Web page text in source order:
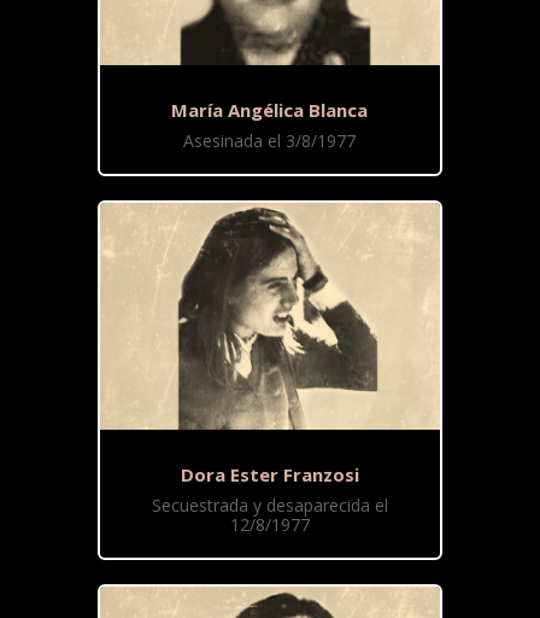
María Angélica Blanca
Asesinada el 3/8/1977
Dora Ester Franzosi
Secuestrada y desaparecida el
12/8/1977